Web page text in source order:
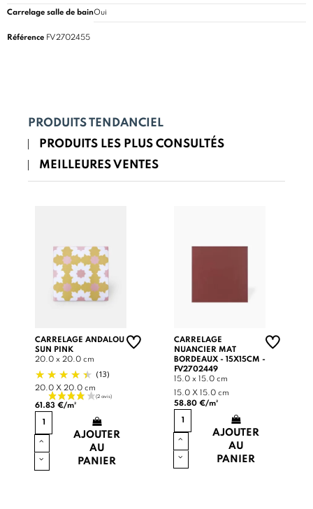
Carrelage salle de bainOui
Référence FV2702455
PRODUITS TENDANCIEL
PRODUITS LES PLUS CONSULTÉS
MEILLEURES VENTES
CARRELAGE ANDALOU
SUN PINK
20.0 x 20.0 cm
(13)
20.0 X 20.0 cm
61.83 €/m²
AJOUTER
AU
PANIER
CARRELAGE
NUANCIER MAT
BORDEAUX - 15X15CM -
FV2702449
15.0 x 15.0 cm
15.0 X 15.0 cm
58.80 €/m²
AJOUTER
AU
PANIER